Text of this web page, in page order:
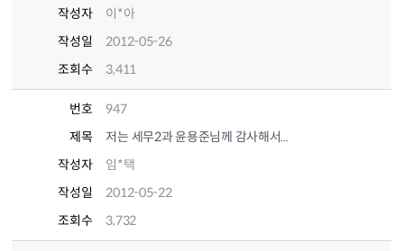
작성자
이*아
작성일
2012-05-26
조회수
3,411
번호
947
제목
저는 세무2과 윤용준님께 감사해서...
작성자
임*택
작성일
2012-05-22
조회수
3,732